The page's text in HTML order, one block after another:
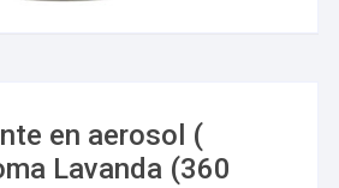
en aerosol (
Lavanda (360